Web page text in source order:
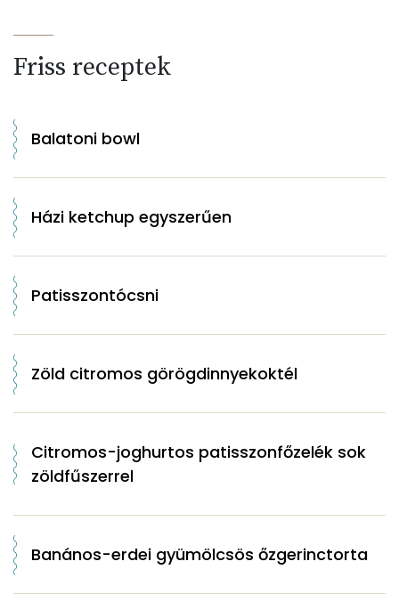
Friss receptek
Balatoni bowl
Házi ketchup egyszerűen
Patisszontócsni
Zöld citromos görögdinnyekoktél
Citromos-joghurtos patisszonfőzelék sok
zöldfűszerrel
Banános-erdei gyümölcsös őzgerinctorta